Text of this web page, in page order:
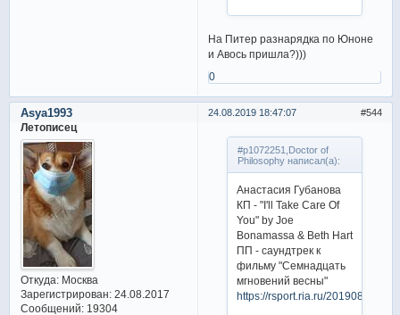
На Питер разнарядка по Юноне
и Авось пришла?)))
0
544
24.08.2019 18:47:07
Asya1993
Летописец
Откуда:Москва
Зарегистрирован: 24.08.2017
Сообщений:19304
#p1072251,Doctor of
Philosophy написал(а):
Анастасия Губанова
КП - "I'll Take Care Of
You" by Joe
Bonamassa & Beth Hart
ПП - саундтрек к
фильму "Семнадцать
мгновений весны"
https://rsport.ria.ru/20190824/